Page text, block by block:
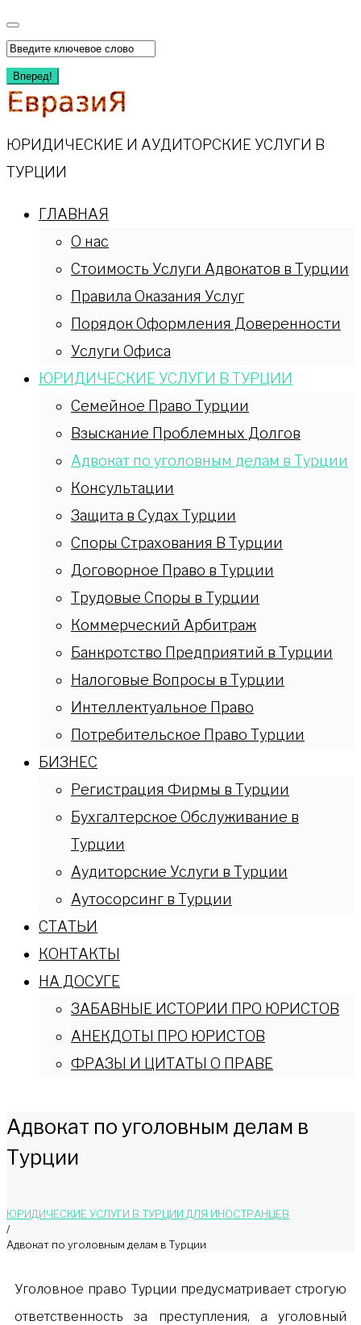
Вперед!
ЮРИДИЧЕСКИЕ И АУДИТОРСКИЕ УСЛУГИ В
ТУРЦИИ
ГЛАВНАЯ
О нас
Стоимость Услуги Адвокатов в Турции
Правила Оказания Услуг
Порядок Оформления Доверенности
Услуги Офиса
ЮРИДИЧЕСКИЕ УСЛУГИ В ТУРЦИИ
Семейное Право Турции
Взыскание Проблемных Долгов
Адвокат по уголовным делам в Турции
Консультации
Защита в Судах Турции
Споры Страхования В Турции
Договорное Право в Турции
Трудовые Споры в Турции
Коммерческий Арбитраж
Банкротство Предприятий в Турции
Налоговые Вопросы в Турции
Интеллектуальное Право
Потребительское Право Турции
БИЗНЕС
Регистрация Фирмы в Турции
Бухгалтерское Обслуживание в
Турции
Аудиторские Услуги в Турции
Аутосорсинг в Турции
СТАТЬИ
КОНТАКТЫ
НА ДОСУГЕ
ЗАБАВНЫЕ ИСТОРИИ ПРО ЮРИСТОВ
АНЕКДОТЫ ПРО ЮРИСТОВ
ФРАЗЫ И ЦИТАТЫ О ПРАВЕ
Адвокат по уголовным делам в
Турции
ЮРИДИЧЕСКИЕ УСЛУГИ В ТУРЦИИ ДЛЯ ИНОСТРАНЦЕВ
/
Адвокат по уголовным делам в Турции
Уголовное право Турции предусматривает строгую
ответственность за преступления, а уголовный